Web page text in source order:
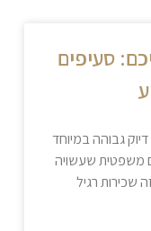
סעיפים
גבוהה במיוחד
משפטית שעשויה
שכירות רגיל